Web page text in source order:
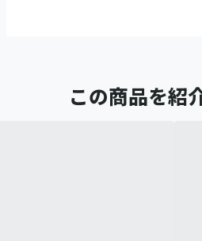
この商品を紹